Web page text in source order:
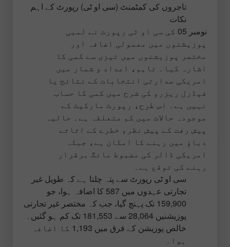
تاجروں کی کمٹمنٹ (سی او ٹی) رپورٹ کے اہم
نکات
نومبر 05 کی سی او ٹی رپورٹ نے لمبی
پوزیشنوں میں معمولی اضافہ اور
مختصر پوزیشنوں میں تیزی سے کمی کا
اشارہ کیا۔ تاہم، اعداد و شمار میں
امریکی صدارتی انتخابات کے نتائج یا
فیڈرل ریزرو کی شرح میں کمی کا حساب
نہیں ہے۔ اس طرح، رپورٹ مارکیٹ کے
موجودہ حالات میں کم متعلقہ ہے۔ حالیہ
پیش رفت کے پیش نظر، خطرے کے اثاثے
دباؤ میں رہنے کا امکان ہے، جبکہ
امریکی ڈالر کی مضبوط مانگ برقرار
رہنے کی توقع ہے۔
سی او ٹی رپورٹ سے پتہ چلتا ہے کہ طویل غیر
تجارتی عہدوں میں 587 کا اضافہ ہوا، جو
159,900 تک پہنچ گیا، جب کہ مختصر غیر تجارتی
پوزیشنیں 28,064 سے 181,553 تک کم ہو گئیں۔
خالص پوزیشن کے فرق میں 1,193 کا اضافہ
ہوا۔